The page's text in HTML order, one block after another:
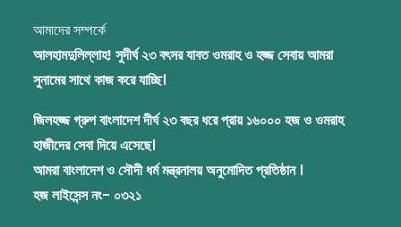
আমাদের সম্পর্কে
আলহামদুলিল্লাহ! সুদীর্ঘ ২৩ বৎসর যাবত ওমরাহ ও হজ্জ সেবায় আমরা
সুনামের সাথে কাজ করে যাচ্ছি।
জিলহজ্জ গ্রুপ বাংলাদেশ দীর্ঘ ২৩ বছর ধরে প্রায় ১৬০০০ হজ ও ওমরাহ
হাজীদের সেবা দিয়ে এসেছে।
আমরা বাংলাদেশ ও সৌদী ধর্ম মন্ত্রনালয় অনুমোদিত প্রতিষ্ঠান ।
হজ লাইসেন্স নং- ০৩২১